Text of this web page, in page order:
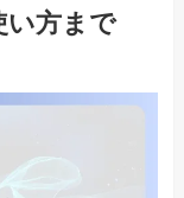
い方まで